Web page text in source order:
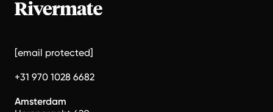
[email protected]
+31 970 1028 6682
Amsterdam